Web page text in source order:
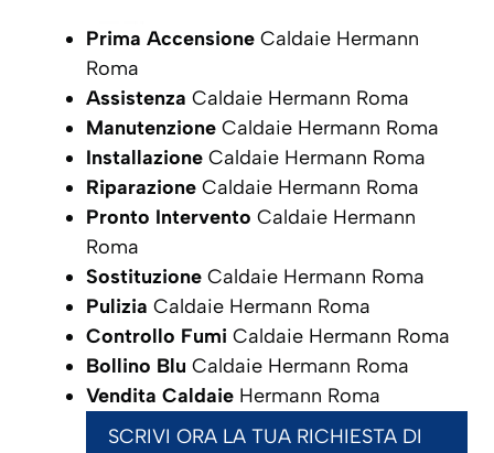
Prima Accensione Caldaie Hermann
Roma
Assistenza Caldaie Hermann Roma
Manutenzione Caldaie Hermann Roma
Installazione Caldaie Hermann Roma
Riparazione Caldaie Hermann Roma
Pronto Intervento Caldaie Hermann
Roma
Sostituzione Caldaie Hermann Roma
Pulizia Caldaie Hermann Roma
Controllo Fumi Caldaie Hermann Roma
Bollino Blu Caldaie Hermann Roma
Vendita Caldaie Hermann Roma
SCRIVI ORA LA TUA RICHIESTA DI